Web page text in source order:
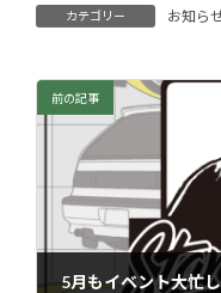
カテゴリー お知ら
前の記事
5月もイベント大忙